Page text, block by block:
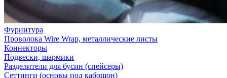
Фурнитура
Проволока Wire Wrap, металлические листы
Коннекторы
Подвески, шармики
Разделители для бусин (спейсеры)
Сеттинги (основы под кабошон)